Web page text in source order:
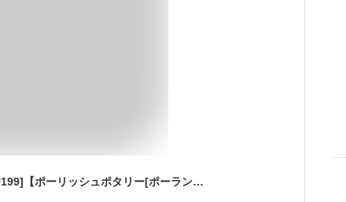
ご飯茶碗・小[V474-U199]【ポーリッシュポタリー[ポーランド食器・陶器]】ハンドメイド かわいい おしゃれ 耐熱 食洗機対応 電子レンジ対応 オーブン対応 プレゼントに ギフトに 贈り物に VENA ヴェナ 小さめ お茶碗 丈夫 ケルセン VENA ヴェナ